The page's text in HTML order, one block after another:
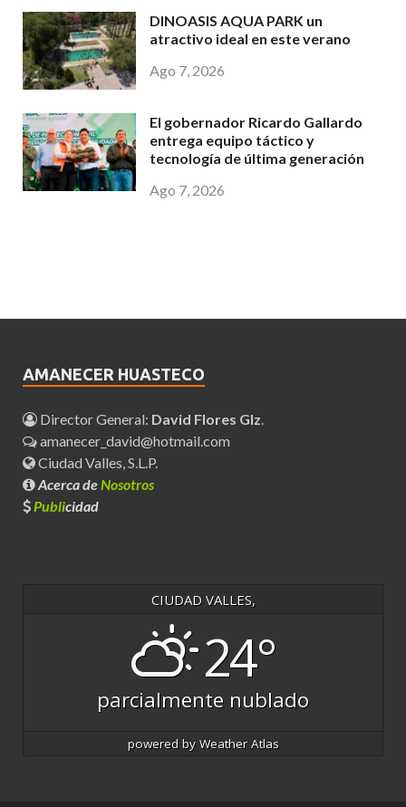
DINOASIS AQUA PARK un
atractivo ideal en este verano
Ago 7, 2026
El gobernador Ricardo Gallardo
entrega equipo táctico y
tecnología de última generación
Ago 7, 2026
AMANECER HUASTECO
Director General: David Flores Glz.
amanecer_david@hotmail.com
Ciudad Valles, S.L.P.
Acerca deNosotros
Publicidad
CIUDAD VALLES,
24°
parcialmente nublado
powered byWeather Atlas